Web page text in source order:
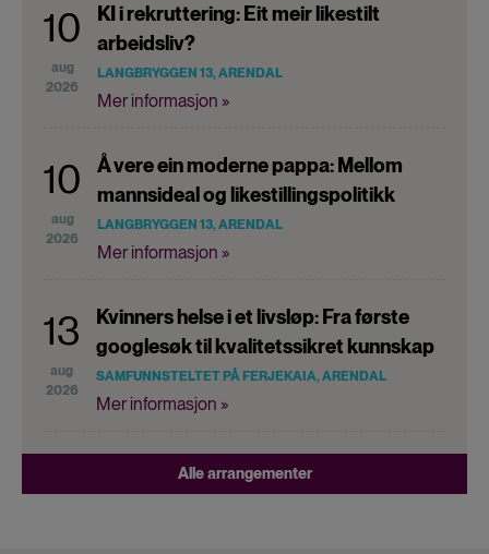
10
aug
2026
KI i rekruttering: Eit meir likestilt
arbeidsliv?
LANGBRYGGEN 13, ARENDAL
Mer informasjon »
10
aug
2026
Å vere ein moderne pappa: Mellom
mannsideal og likestillingspolitikk
LANGBRYGGEN 13, ARENDAL
Mer informasjon »
13
aug
2026
Kvinners helse i et livsløp: Fra første
googlesøk til kvalitetssikret kunnskap
SAMFUNNSTELTET PÅ FERJEKAIA, ARENDAL
Mer informasjon »
Alle arrangementer